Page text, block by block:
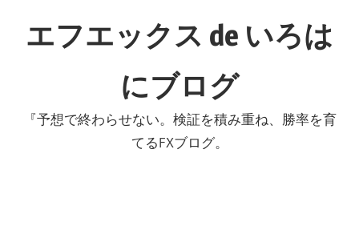
エフエックス de いろは
にブログ
『予想で終わらせない。検証を積み重ね、勝率を育
てるFXブログ。